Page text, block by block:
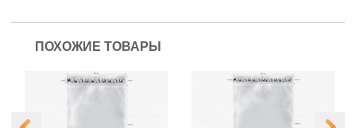
ПОХОЖИЕ ТОВАРЫ